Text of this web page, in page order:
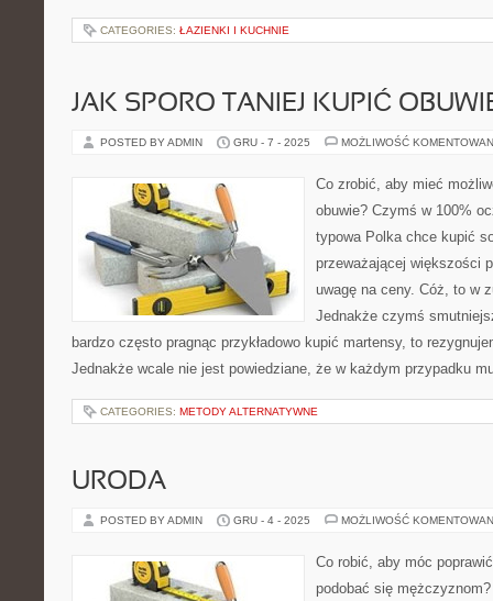
CATEGORIES: ŁAZIENKI I KUCHNIE
JAK SPORO TANIEJ KUPIĆ
POSTED BY ADMIN GRU - 7 - 2025 MOŻLIWOŚĆ
Co zrobić, aby mieć
obuwie? Czymś w 100%
typowa Polka chce kupić
przeważającej większości
uwagę na ceny. Cóż, to w
Jednakże czymś
bardzo często pragnąc przykładowo kupić martensy, to
Jednakże wcale nie jest powiedziane, że w każdym przypadku
CATEGORIES: METODY ALTERNATYWNE
URODA
POSTED BY ADMIN GRU - 4 - 2025 MOŻLIWOŚĆ
Co robić, aby móc
podobać się